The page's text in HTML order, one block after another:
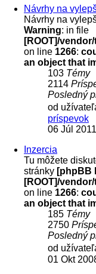
Návrhy na
Návrhy na
Warning: in file
[ROOT]/
on line 1266:
an object that
103 Témy
2114
Posledný
od
príspevok
06 Júl
Inzercia
Tu môžete
stránky [phpBB
[ROOT]/
on line 1266:
an object that
185 Témy
2750
Posledný
od
01 Okt